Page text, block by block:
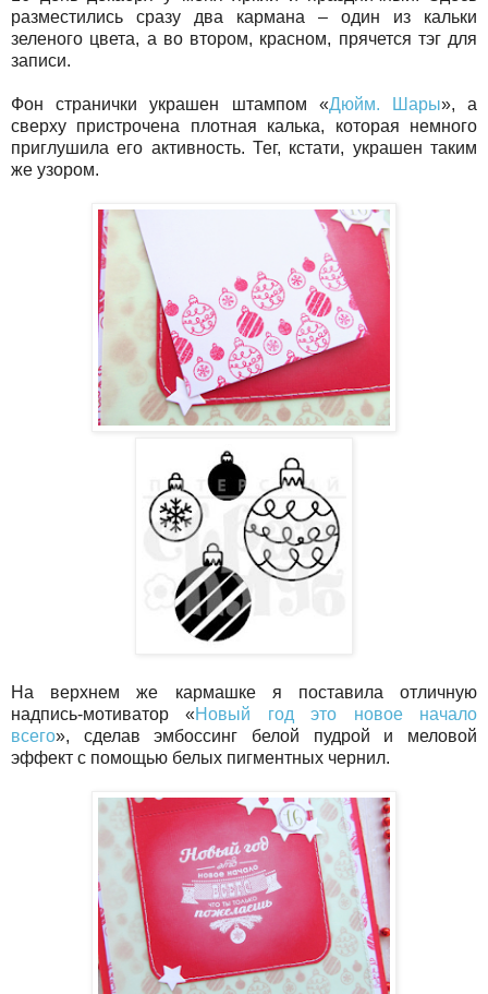
разместились сразу два кармана – один из кальки
зеленого цвета, а во втором, красном, прячется тэг для
записи.
Фон странички украшен штампом «Дюйм. Шары», а
сверху пристрочена плотная калька, которая немного
приглушила его активность. Тег, кстати, украшен таким
же узором.
На верхнем же кармашке я поставила отличную
надпись-мотиватор «Новый год это новое начало
всего», сделав эмбоссинг белой пудрой и меловой
эффект с помощью белых пигментных чернил.